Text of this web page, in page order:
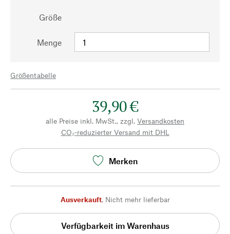
Größe
Menge
Größentabelle
39,90 €
alle Preise inkl. MwSt., zzgl. Versandkosten
CO₂-reduzierter Versand mit DHL
Merken
Ausverkauft, Nicht mehr lieferbar
Verfügbarkeit im Warenhaus